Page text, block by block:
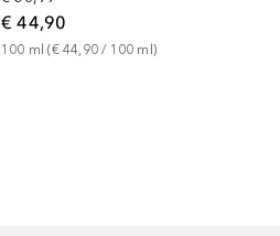
€ 44,90
100 ml (€ 44,90 / 100 ml)